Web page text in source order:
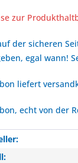
zur
der sicheren
egal wann!
liefert
echt von der